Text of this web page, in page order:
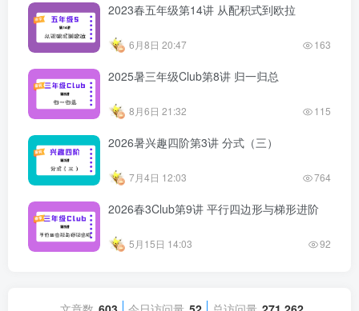
2023春五年级第14讲 从配积式到欧拉
6月8日 20:47 163
2025暑三年级Club第8讲 归一归总
8月6日 21:32 115
2026暑兴趣四阶第3讲 分式（三）
7月4日 12:03 764
2026春3Club第9讲 平行四边形与梯形进阶
5月15日 14:03 92